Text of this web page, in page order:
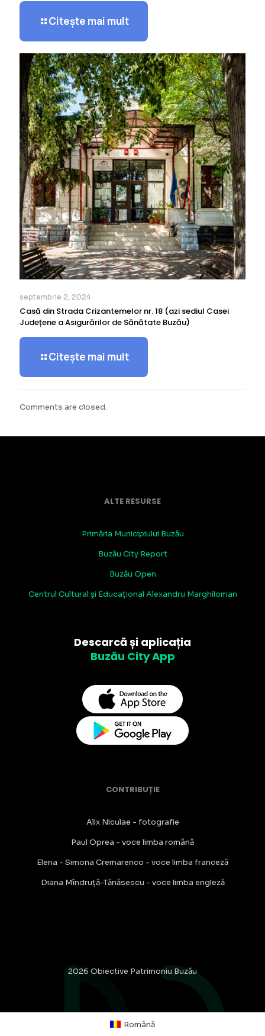
Citește mai mult
septembrie 2, 2024
Casă din Strada Crizantemelor nr. 18 (azi sediul Casei
Județene a Asigurărilor de Sănătate Buzău)
Citește mai mult
Comments are closed.
ALTE RESURSE
Primăria Municipiului Buzău
Buzău City Report
Buzău Open
Centrul Cultural și Educațional Alexandru Marghiloman
Descarcă și aplicația
Buzău City App
CONTRIBUȚIE
Alix Niculae - fotografie
Paul Oprea - voce limba română
Elena - Simona Cremarenco - voce limba franceză
Diana Mîndruță-Tănăsescu - voce limba engleză
2026 Obiective Patrimoniu Buzău
Română